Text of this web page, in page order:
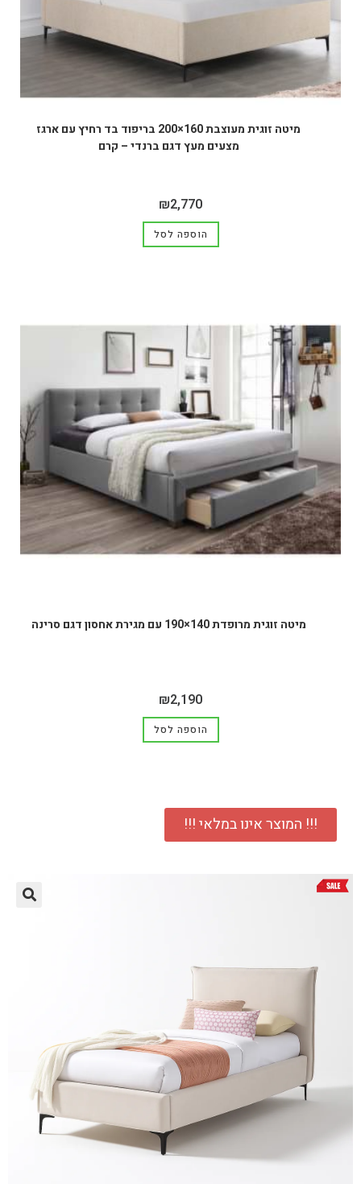
מיטה זוגית מעוצבת 160×200 בריפוד בד רחיץ עם ארגז
מצעים מעץ דגם ברנדי – קרם
₪2,770
הוספה לסל
מיטה זוגית מרופדת 140×190 עם מגירת אחסון דגם סרינה
₪2,190
הוספה לסל
!!! המוצר אינו במלאי !!!